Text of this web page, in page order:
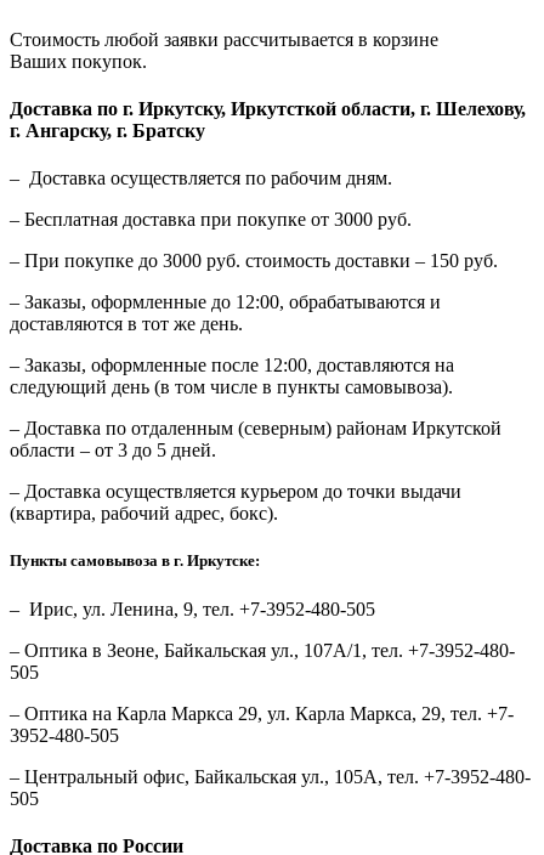
Стоимость любой заявки рассчитывается в корзине
Ваших покупок.
Доставка по г. Иркутску, Иркутсткой области, г. Шелехову,
г. Ангарску, г. Братску
– Доставка осуществляется по рабочим дням.
– Бесплатная доставка при покупке от 3000 руб.
– При покупке до 3000 руб. стоимость доставки – 150 руб.
– Заказы, оформленные до 12:00, обрабатываются и
доставляются в тот же день.
– Заказы, оформленные после 12:00, доставляются на
следующий день (в том числе в пункты самовывоза).
– Доставка по отдаленным (северным) районам Иркутской
области – от 3 до 5 дней.
– Доставка осуществляется курьером до точки выдачи
(квартира, рабочий адрес, бокс).
Пункты самовывоза в г. Иркутске:
– Ирис, ул. Ленина, 9, тел. +7-3952-480-505
– Оптика в Зеоне, Байкальская ул., 107А/1, тел. +7-3952-480-
505
– Оптика на Карла Маркса 29, ул. Карла Маркса, 29, тел. +7-
3952-480-505
– Центральный офис, Байкальская ул., 105А, тел. +7-3952-480-
505
Доставка по России